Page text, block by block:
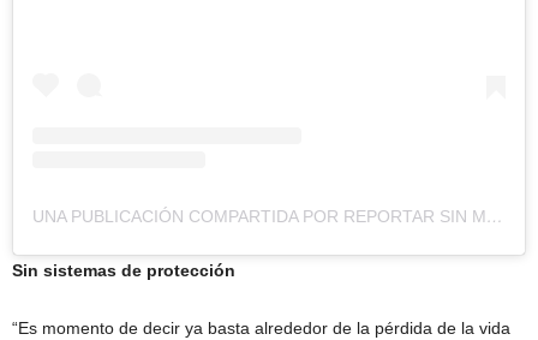
UNA PUBLICACIÓN COMPARTIDA POR REPORTAR SIN MIEDO (@REPORTARSINMIEDO)
Sin sistemas de protección
“Es momento de decir ya basta alrededor de la pérdida de la vida